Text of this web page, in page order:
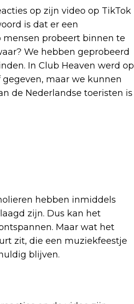
op zijn video op TikTok
is dat er een
probeert binnen te
We hebben geprobeerd
In Club Heaven werd op
maar we kunnen
de Nederlandse toeristen is
hebben inmiddels
zijn. Dus kan het
Maar wat het
zit, die een muziekfeestje
blijven.